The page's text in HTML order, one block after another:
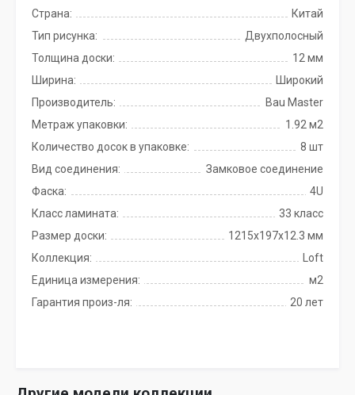
Страна:
Китай
Тип рисунка:
Двухполосный
Толщина доски:
12 мм
Ширина:
Широкий
Производитель:
Bau Master
Метраж упаковки:
1.92 м2
Количество досок в упаковке:
8 шт
Вид соединения:
Замковое соединение
Фаска:
4U
Класс ламината:
33 класс
Размер доски:
1215х197х12.3 мм
Коллекция:
Loft
Единица измерения:
м2
Гарантия произ-ля:
20 лет